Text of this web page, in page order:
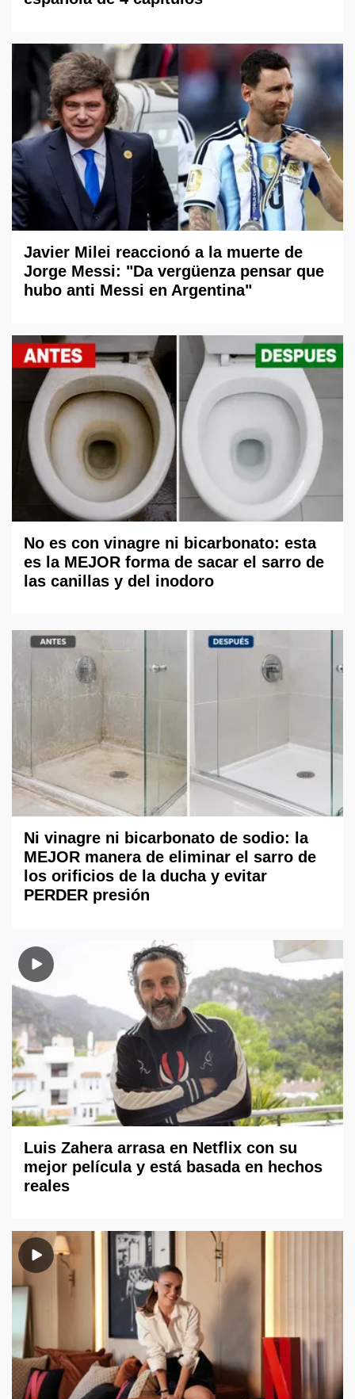
Javier Milei reaccionó a la muerte de
Jorge Messi: "Da vergüenza pensar que
hubo anti Messi en Argentina"
No es con vinagre ni bicarbonato: esta
es la MEJOR forma de sacar el sarro de
las canillas y del inodoro
Ni vinagre ni bicarbonato de sodio: la
MEJOR manera de eliminar el sarro de
los orificios de la ducha y evitar
PERDER presión
Luis Zahera arrasa en Netflix con su
mejor película y está basada en hechos
reales